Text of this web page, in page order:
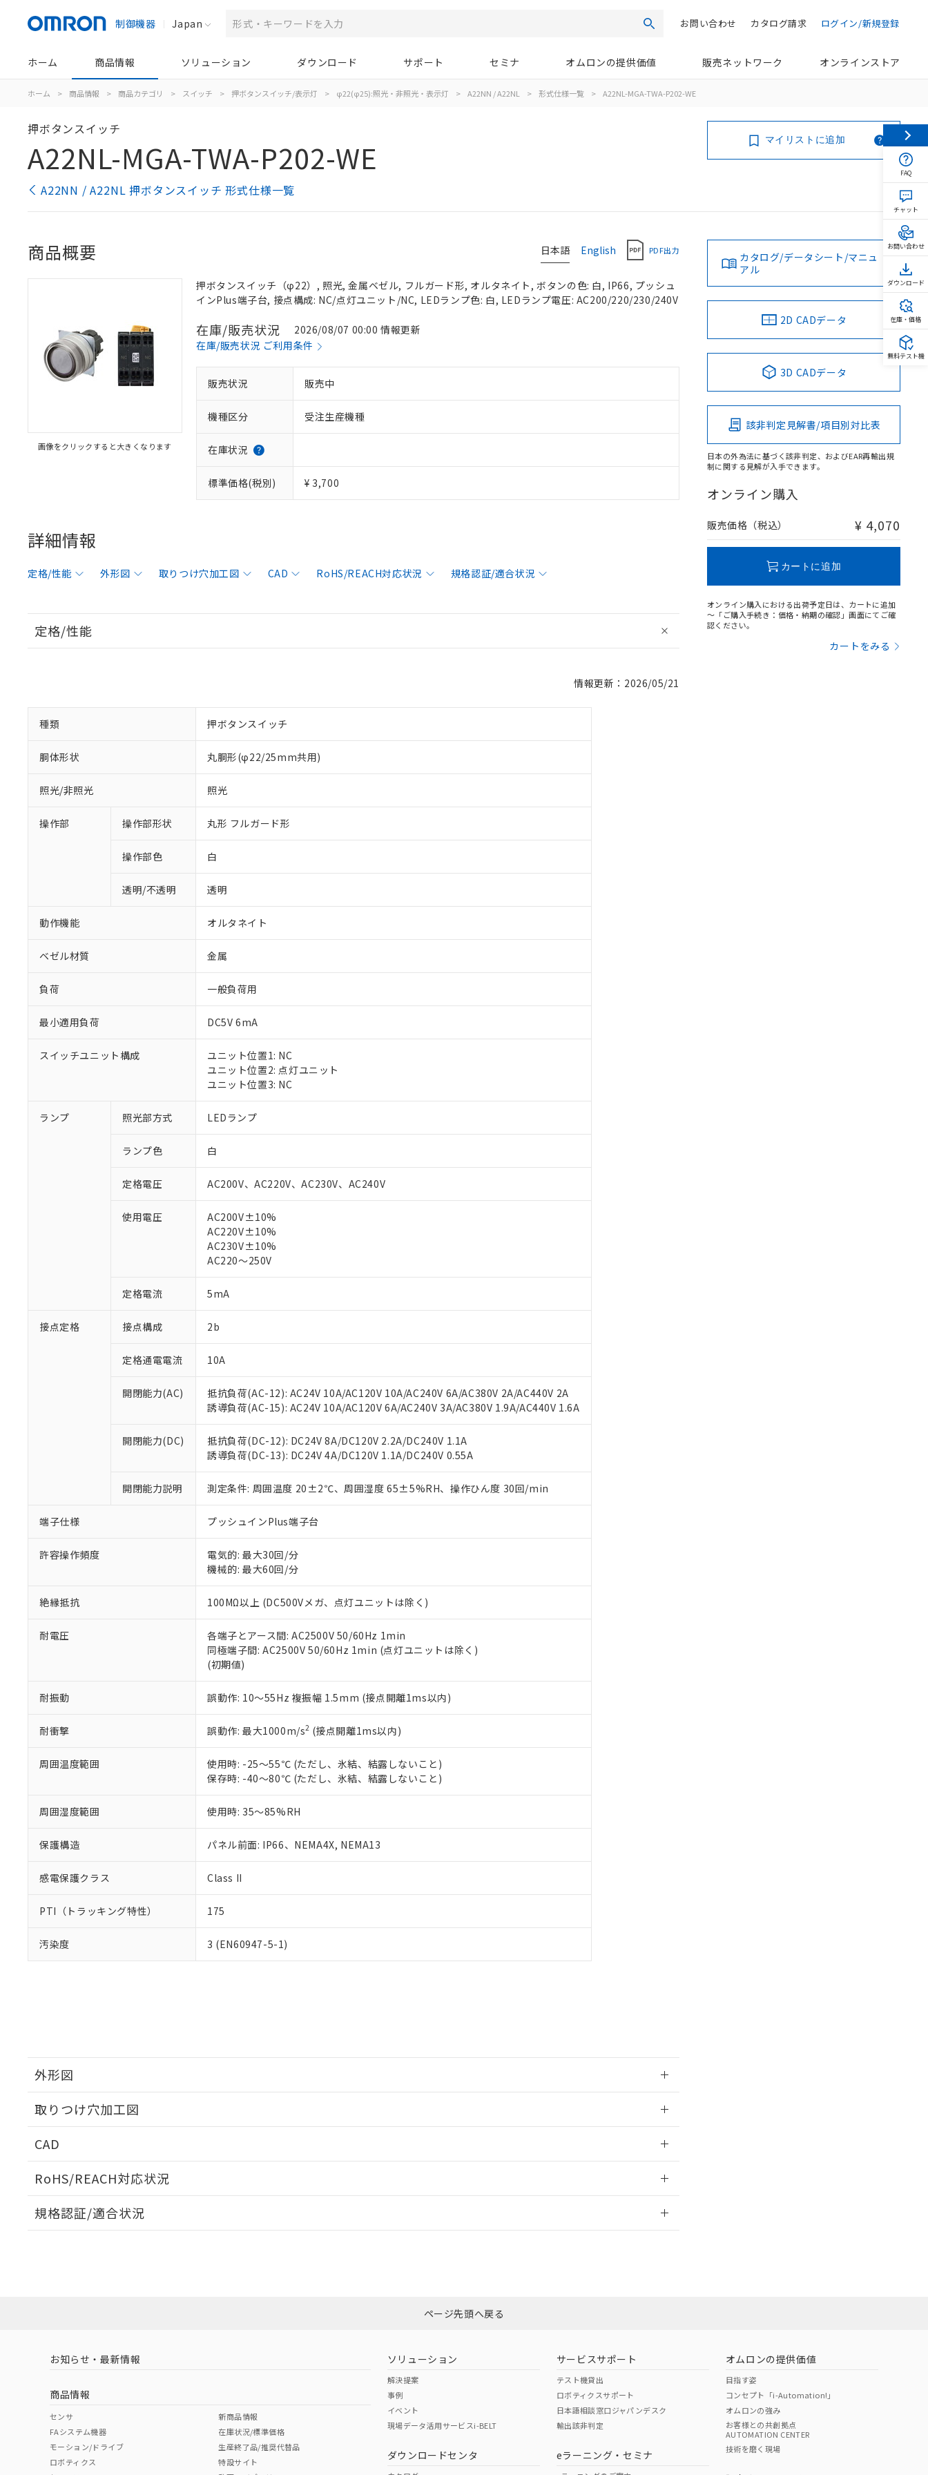
制御機器 Japan 検索 ログイン/新規登録
カタログ請求
お問い合わせ
ホーム 商品情報 ソリューション ダウンロード サポート セミナ オムロンの提供価値 販売ネットワーク オンラインストア
ホーム > 商品情報 > 商品カテゴリ > スイッチ > 押ボタンスイッチ/表示灯 > φ22(φ25):照光・非照光・表示灯 > A22NN / A22NL > 形式仕様一覧 > A22NL-MGA-TWA-P202-WE
押ボタンスイッチ
A22NL-MGA-TWA-P202-WE
A22NN / A22NL 押ボタンスイッチ 形式仕様一覧
マイリストに追加
日本語 English PDF出力
商品概要
画像をクリックすると大きくなります
押ボタンスイッチ（φ22）, 照光, 金属ベゼル, フルガード形, オルタネイト, ボタンの色: 白, IP66, プッシュ
インPlus端子台, 接点構成: NC/点灯ユニット/NC, LEDランプ色: 白, LEDランプ電圧: AC200/220/230/240V
在庫/販売状況
2026/08/07 00:00 情報更新
在庫/販売状況 ご利用条件
販売状況 販売中
機種区分 受注生産機種
在庫状況
標準価格(税別) ¥ 3,700
詳細情報
定格/性能 外形図 取りつけ穴加工図 CAD RoHS/REACH対応状況 規格認証/適合状況
定格/性能
情報更新：2026/05/21
種類 押ボタンスイッチ
胴体形状 丸胴形(φ22/25mm共用)
照光/非照光 照光
操作部 操作部形状 丸形 フルガード形
操作部色 白
透明/不透明 透明
動作機能 オルタネイト
ベゼル材質 金属
負荷 一般負荷用
最小適用負荷 DC5V 6mA
スイッチユニット構成
ユニット位置1: NC
ユニット位置2: 点灯ユニット
ユニット位置3: NC
ランプ 照光部方式 LEDランプ
ランプ色 白
定格電圧 AC200V、AC220V、AC230V、AC240V
使用電圧
AC200V±10%
AC220V±10%
AC230V±10%
AC220～250V
定格電流 5mA
接点定格 接点構成 2b
定格通電電流 10A
開閉能力(AC)
抵抗負荷(AC-12): AC24V 10A/AC120V 10A/AC240V 6A/AC380V 2A/AC440V 2A
誘導負荷(AC-15): AC24V 10A/AC120V 6A/AC240V 3A/AC380V 1.9A/AC440V 1.6A
開閉能力(DC)
抵抗負荷(DC-12): DC24V 8A/DC120V 2.2A/DC240V 1.1A
誘導負荷(DC-13): DC24V 4A/DC120V 1.1A/DC240V 0.55A
開閉能力説明 測定条件: 周囲温度 20±2℃、周囲湿度 65±5%RH、操作ひん度 30回/min
端子仕様 プッシュインPlus端子台
許容操作頻度
電気的: 最大30回/分
機械的: 最大60回/分
絶縁抵抗 100MΩ以上 (DC500Vメガ、点灯ユニットは除く)
耐電圧
各端子とアース間: AC2500V 50/60Hz 1min
同極端子間: AC2500V 50/60Hz 1min (点灯ユニットは除く)
(初期値)
耐振動 誤動作: 10～55Hz 複振幅 1.5mm (接点開離1ms以内)
耐衝撃 誤動作: 最大1000m/s2 (接点開離1ms以内)
周囲温度範囲
使用時: -25～55℃ (ただし、氷結、結露しないこと)
保存時: -40～80℃ (ただし、氷結、結露しないこと)
周囲湿度範囲 使用時: 35～85%RH
保護構造 パネル前面: IP66、NEMA4X, NEMA13
感電保護クラス Class II
PTI（トラッキング特性） 175
汚染度 3 (EN60947-5-1)
外形図
取りつけ穴加工図
CAD
RoHS/REACH対応状況
EU RoHS 注意事項・凡例
ダウンロードはこちら
中国 RoHS 注意事項・凡例
中国 RoHS表
Pb Hg Cr(VI)
規格認証/適合状況
カタログ/データシート/マニュ
アル
2D CADデータ
3D CADデータ
該非判定見解書/項目別対比表
日本の外為法に基づく該非判定、およびEAR再輸出規
制に関する見解が入手できます。
オンライン購入
販売価格（税込） ¥ 4,070
カートに追加
オンライン購入における出荷予定日は、カートに追加
～「ご購入手続き：価格・納期の確認」画面にてご確
認ください。
カートをみる
ご利用条件
以下の条件をお読みいただき、同意のうえご利用ください。
当社制御機器事業取扱商品の中には、本サービスの対象外となる商品もあることをご了承ください。
のであり、閲覧された時点での実際の在庫および標準価格とは異なる場合があることをご了承くださ
当社販売員にご相談ください。
オムロン制御機器販売店や当社販売拠点は「販売ネットワーク
」をご確認ください。
在庫状況および標準価格結果を当社の事前の承諾なく第三者に漏洩または開示しないようお願いしま
マイパーツ機能（部品リスト作成サービス）をご利用いただくには、I-Webメンバーズにご登録され
ている必要があります。
お客様が当ウェブサイト上で当社にご登録された部品リストについて、当社および当社の共同利用者
が、当社の製品・サービスに関するお客様との取引・商談に必要な範囲で利用することをご了承くだ
さい。
※当社の共同利用者とは、
※1 対応状況
対応済み：EU RoHS指令（10物質）の非含有に対応した製品が提供可能な商品です。
対応予定：EU RoHS指令（10物質）の非含有に対応した製品に切り替える予定のある商品です。
対応予定なし：EU RoHS指令（10物質）の非含有に非対応の商品で、対応品を出す予定はありません。
調査・確認中：EU RoHS指令（10物質）の非含有の対応状況を調査中または確認中の商品です。
非該当品：ライセンス料など無形物で、有害物質有無と関係のない商品です。
仕入先様の事情により、非含有部品としていたものが、含有品と判明した場合などやむを得ず変更すること
があります。
鉛(Pb) 1000ppm以下、 水銀(Hg) 1000ppm以下、 カドミウム(Cd) 100ppm以下、
フタル酸エステル類の４物質については閾値を超える意図的な使用がないことを確認しています。
※2 対応予定月
部品在庫の切り替え状況などにより、予定月が前後することがあります。
※3 非含有証明書ダウンロード
下記の非含有証明書をダウンロードすることができます。
51物質の非含有証明書（当社基準）
※本証明書は発行日時点で非含有を証明するもので、過去に遡って非含有を証明するものではありません。
また、RoHS指令のフタル酸エステル類４物質の対応では、対応完了までの期間は出荷製品に未対応品が
混在することから備考欄に対応日を記載しておりました。
既に当社にて対応品への在庫切替を完了していることから、特段のことがない限り、2022年1月12日よ
り割愛しております。
※1 中国RoHS○×表
「○」：最大均質材料含有率が中国RoHSの基準値以下であることを示します。
「×」：最大均質材料含有率が中国RoHSの基準値を超えていることを示します。
「－」：未確認です。当社販売部門へお問い合わせください。
Cr(Ⅵ)(六価クロム) : 1000ppm、 PBBs(ポリ臭化ビフェニル類) : 1000ppm、 PBDEs(ポリ臭化ジフェニルエーテル類) : 1000ppm、
DBP(フタル酸ジブチル) : 1000ppm、 DIBP(フタル酸ジイソブチル) : 1000ppm、 BBP(フタル酸ブチルベンジル) : 1000ppm、
DEHP(フタル酸ビス(2-エチルヘキシル)) : 1000ppm
※2 環境保護使用期限
「ｅ」：有害物質（10物質）のすべてが基準値以下であることを示します。
「10」：通常の使用状況下において有害物質が外部に漏えいし、環境に深刻な影響を及ぼさない年数を意
味します。
などの必要な手続きをとります。
ます。
置等に一切使用いたしません。
当社は、貴社製品を第三者に販売する場合は、上記1、2および3の内容を当該第三者に通知します。
また当社は、販売先および販売に係わる関係者が違法に輸出するおそれがある場合は、取り引きをい
たしません。
合意する キャンセル
△ 一定数には満たないが在庫あり
機器販売店・当社販売員にご確認ください)
白
ページ先頭へ戻る
お知らせ・最新情報
商品情報
センサ
FAシステム機器
モーション/ドライブ
ロボティクス
新商品情報
在庫状況/標準価格
生産終了品/推奨代替品
特設サイト
ソリューション
解決提案
事例
イベント
現場データ活用サービスi-BELT
ダウンロードセンタ
サービスサポート
テスト機貸出
ロボティクスサポート
日本語相談窓口ジャパンデスク
輸出該非判定
eラーニング・セミナ
オムロンの提供価値
目指す姿
コンセプト「i-Automation!」
オムロンの強み
お客様との共創拠点
AUTOMATION CENTER
技術を磨く現場
FAQ
チャット
お問い合わせ
ダウンロード
在庫・価格
無料テスト機